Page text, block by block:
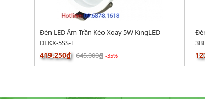
Đèn LED Âm Trần Kéo Xoay 5W KingLED
DLKX-5SS-T
419.250₫ 645.000₫ -35%